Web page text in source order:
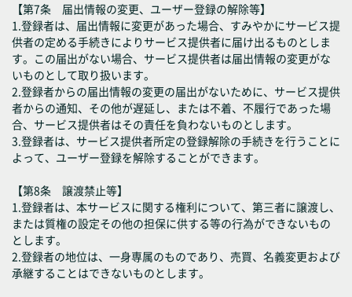
【第7条 届出情報の変更、ユーザー登録の解除等】
1.登録者は、届出情報に変更があった場合、すみやかにサービス提
供者の定める手続きによりサービス提供者に届け出るものとしま
す。この届出がない場合、サービス提供者は届出情報の変更がな
いものとして取り扱います。
2.登録者からの届出情報の変更の届出がないために、サービス提供
者からの通知、その他が遅延し、または不着、不履行であった場
合、サービス提供者はその責任を負わないものとします。
3.登録者は、サービス提供者所定の登録解除の手続きを行うことに
よって、ユーザー登録を解除することができます。
【第8条 譲渡禁止等】
1.登録者は、本サービスに関する権利について、第三者に譲渡し、
または質権の設定その他の担保に供する等の行為ができないもの
とします。
2.登録者の地位は、一身専属のものであり、売買、名義変更および
承継することはできないものとします。